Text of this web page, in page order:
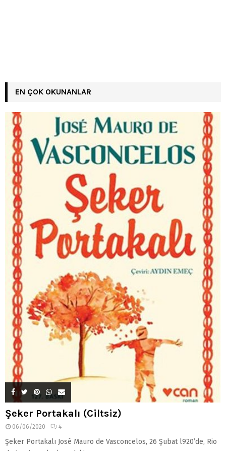
EN ÇOK OKUNANLAR
Şeker Portakalı (Ciltsiz)
06/06/2020 4
Şeker Portakalı José Mauro de Vasconcelos, 26 Şubat l920’de, Rio